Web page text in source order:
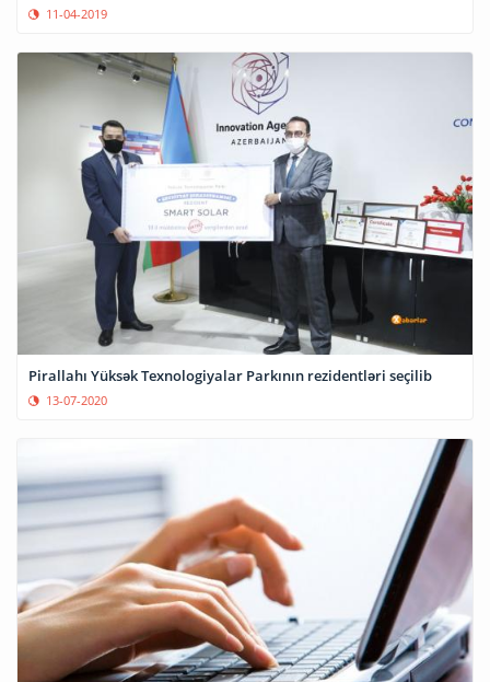
11-04-2019
Pirallahı Yüksək Texnologiyalar Parkının rezidentləri seçilib
13-07-2020